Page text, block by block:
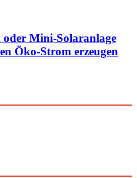
Mini-Solaranlage
Öko-Strom erzeugen